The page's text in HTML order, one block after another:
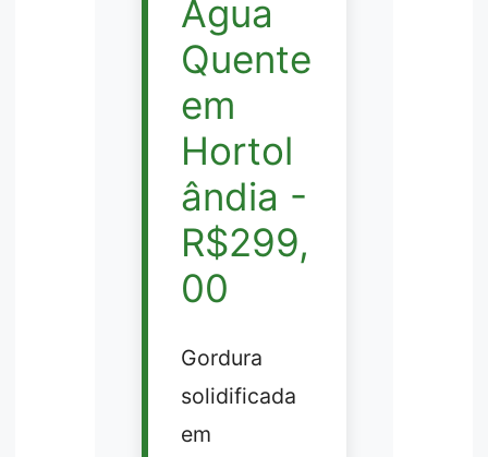
Água
Quente
em
Hortol
ândia -
R$299,
00
Gordura
solidificada
em